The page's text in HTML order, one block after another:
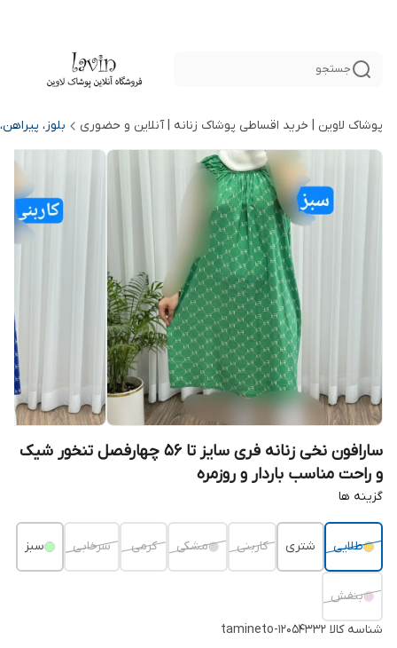
جستجو
پوشاک لاوین | خرید اقساطی پوشاک زنانه | آنلاین و حضوری بلوز،
سارافون نخی زنانه فری سایز تا 56 چهارفصل تنخور شیک
و راحت مناسب باردار و روزمره
گزینه ها
طلایی شتری کاربنی مشکی کرمی سرخابی سبز
بنفش
شناسه کالا tamineto-12054332